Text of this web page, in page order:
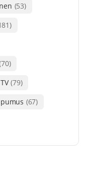
(53)
(79)
(67)